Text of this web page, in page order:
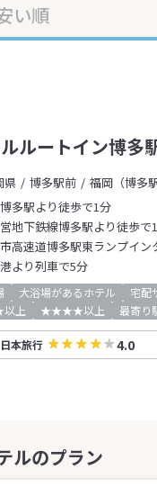
い順
ルートイン博多
県 博多駅前
福岡（博多駅
多駅より徒歩で1分
地下鉄線博多駅より徒歩で
高速道博多駅東ランプイン
より列車で5分
大浴場があるホテル 宅配
上
★★★★以上 最寄り
日本旅行 4.0